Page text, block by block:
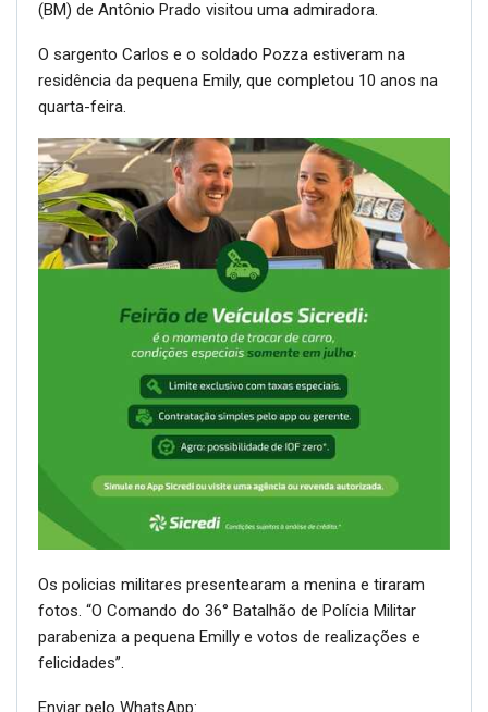
(BM) de Antônio Prado visitou uma admiradora.
O sargento Carlos e o soldado Pozza estiveram na
residência da pequena Emily, que completou 10 anos na
quarta-feira.
Os policias militares presentearam a menina e tiraram
fotos. “O Comando do 36° Batalhão de Polícia Militar
parabeniza a pequena Emilly e votos de realizações e
felicidades”.
Enviar pelo WhatsApp: